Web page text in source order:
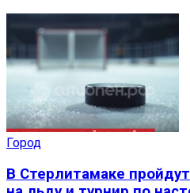
Город
В Стерлитамаке